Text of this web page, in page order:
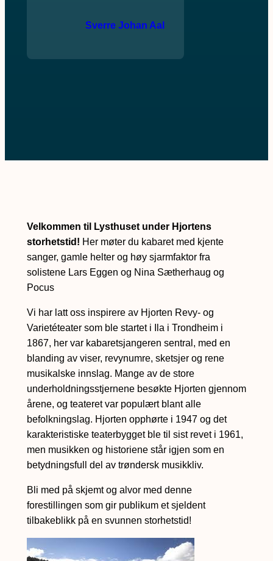
Sverre Johan Aal
B
e
s
k
r
i
v
e
l
s
e
Velkommen til Lysthuset under Hjortens
storhetstid! Her møter du kabaret med kjente
sanger, gamle helter og høy sjarmfaktor fra
solistene Lars Eggen og Nina Sætherhaug og
Pocus
Vi har latt oss inspirere av Hjorten Revy- og
Varietéteater som ble startet i Ila i Trondheim i
1867, her var kabaretsjangeren sentral, med en
blanding av viser, revynumre, sketsjer og rene
musikalske innslag. Mange av de store
underholdningsstjernene besøkte Hjorten gjennom
årene, og teateret var populært blant alle
befolkningslag. Hjorten opphørte i 1947 og det
karakteristiske teaterbygget ble til sist revet i 1961,
men musikken og historiene står igjen som en
betydningsfull del av trøndersk musikkliv.
Bli med på skjemt og alvor med denne
forestillingen som gir publikum et sjeldent
tilbakeblikk på en svunnen storhetstid!